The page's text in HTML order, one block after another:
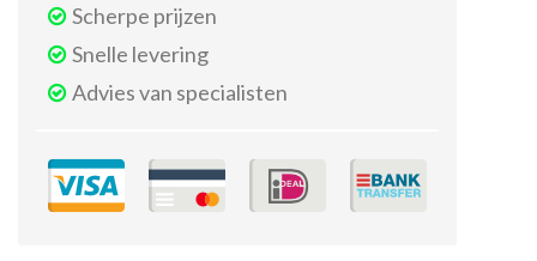
Scherpe prijzen
Snelle levering
Advies van specialisten